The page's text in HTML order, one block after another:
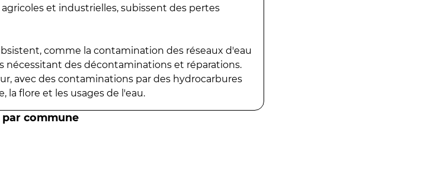
et industrielles, subissent des pertes
comme la contamination des réseaux d'eau
des décontaminations et réparations.
avec des contaminations par des hydrocarbures
la flore et les usages de l'eau.
commune